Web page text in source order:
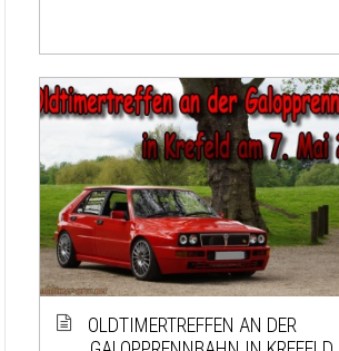
OLDTIMERTREFFEN AN DER